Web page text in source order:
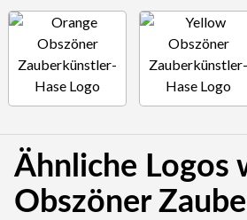
Ähnliche Logos
Obszöner